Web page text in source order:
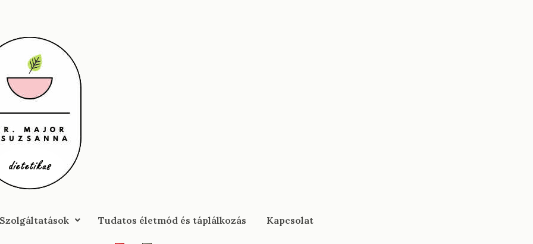
Szolgáltatások Tudatos életmód és táplálkozás Kapcsolat